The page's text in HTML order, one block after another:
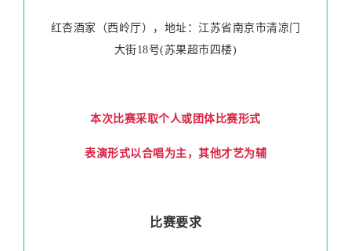
红杏酒家（西岭厅），地址：江苏省南京市清凉门
大街18号(苏果超市四楼)
本次比赛采取个人或团体比赛形式
表演形式以合唱为主，其他才艺为辅
比赛要求